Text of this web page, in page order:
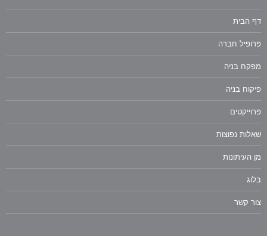
דף הבית
פרופיל חברה
מפקח בניה
פיקוח בניה
פרוייקטים
שאלות נפוצות
מן העיתונות
בלוג
צור קשר